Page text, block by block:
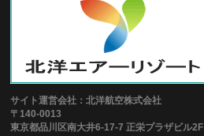
サイト運営会社：北洋航空株式会社
〒140-0013
東京都品川区南大井6-17-7 正栄プラザビル2F